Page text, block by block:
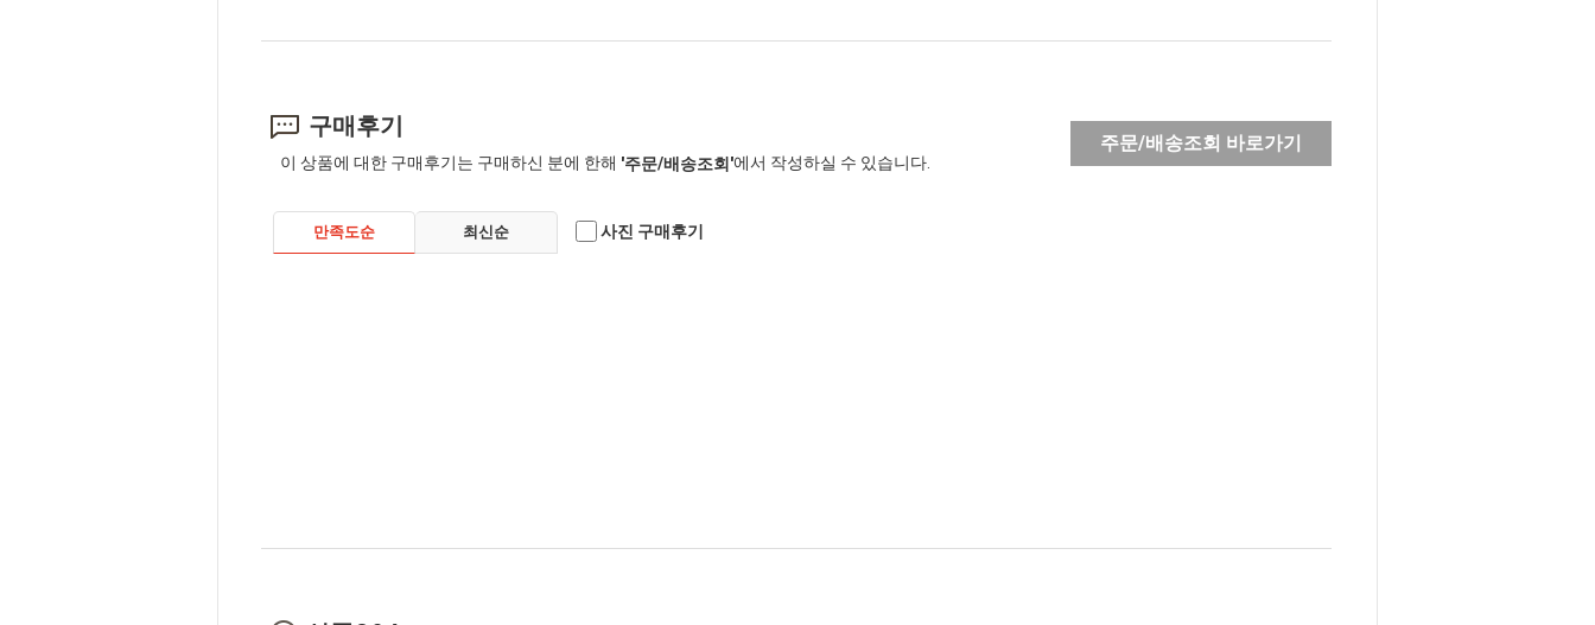
구매후기
이 상품에 대한 구매후기는 구매하신 분에 한해 '주문/배송조회'에서 작성하실 수 있습니다.
주문/배송조회 바로가기
만족도순 최신순 사진 구매후기